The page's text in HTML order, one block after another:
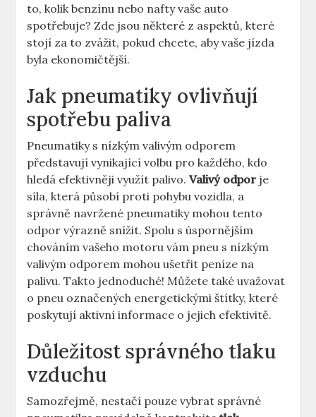
to, kolik benzínu nebo nafty vaše auto
spotřebuje? Zde jsou některé z aspektů, které
stojí za to zvážit, pokud chcete, aby vaše jízda
byla ekonomičtější.
Jak pneumatiky ovlivňují
spotřebu paliva
Pneumatiky s nízkým valivým odporem
představují vynikající volbu pro každého, kdo
hledá efektivněji využít palivo.Valivý odpor je
síla, která působí proti pohybu vozidla, a
správně navržené pneumatiky mohou tento
odpor výrazně snížit. Spolu s úspornějším
chováním vašeho motoru vám pneu s nízkým
valivým odporem mohou ušetřit peníze na
palivu. Takto jednoduché! Můžete také uvažovat
o pneu označených energetickými štítky, které
poskytují aktivní informace o jejich efektivitě.
Důležitost správného tlaku
vzduchu
Samozřejmě, nestačí pouze vybrat správné